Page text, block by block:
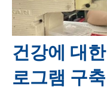
건강에 대
로그램 구축